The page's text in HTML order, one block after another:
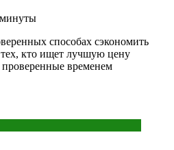
способах сэкономить
кто ищет лучшую цену
временем